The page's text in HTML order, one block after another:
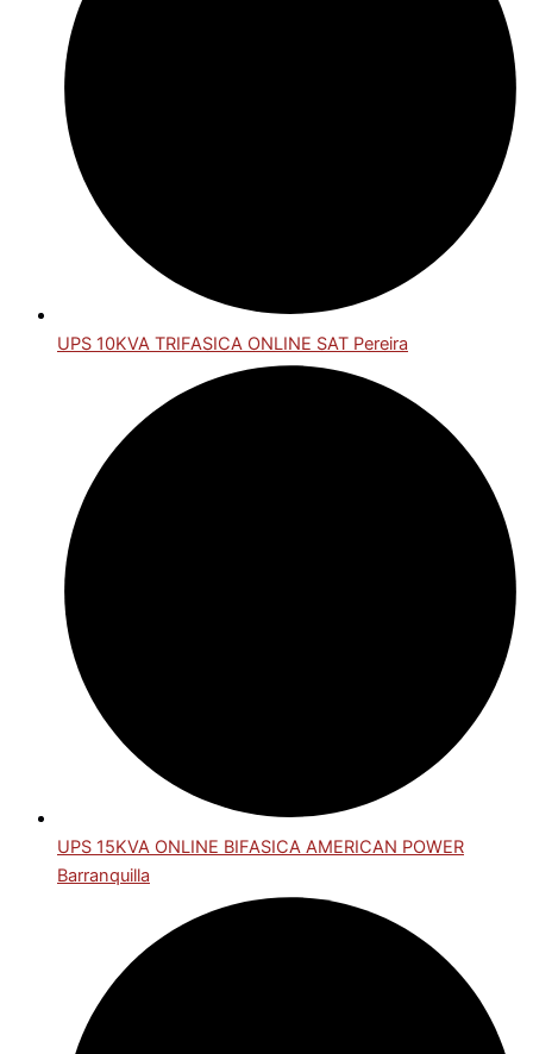
UPS 10KVA TRIFASICA ONLINE SAT Pereira
UPS 15KVA ONLINE BIFASICA AMERICAN POWER
Barranquilla